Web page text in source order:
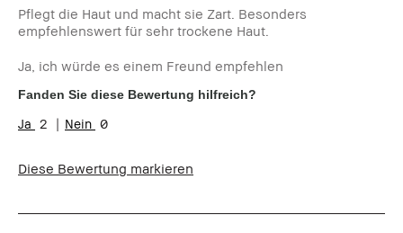
Pflegt die Haut und macht sie Zart. Besonders
empfehlenswert für sehr trockene Haut.
Ja, ich würde es einem Freund empfehlen
Fanden Sie diese Bewertung hilfreich?
2 0
Diese Bewertung markieren